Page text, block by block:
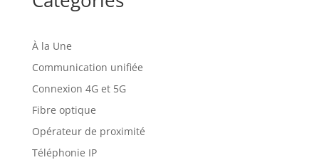
À la Une
Communication unifiée
Connexion 4G et 5G
Fibre optique
Opérateur de proximité
Téléphonie IP